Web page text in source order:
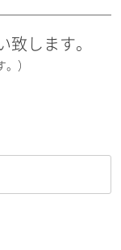
致します。
）